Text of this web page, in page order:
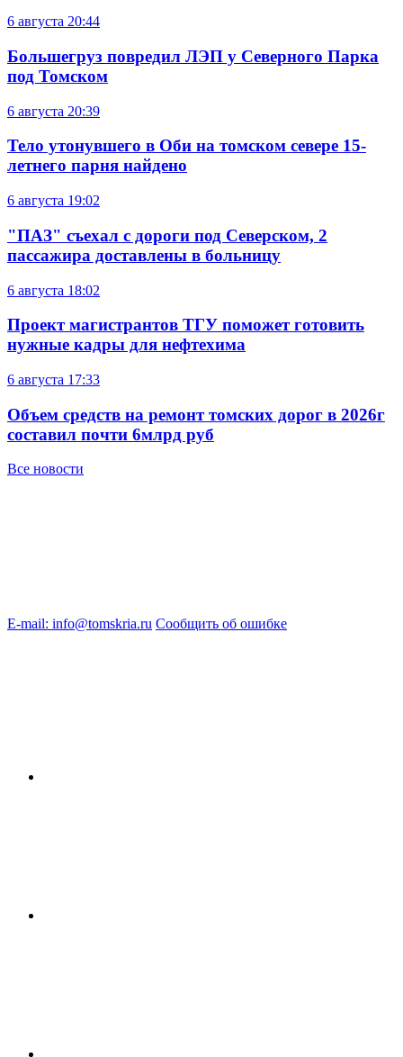
6 августа 20:44
Большегруз повредил ЛЭП у Северного Парка
под Томском
6 августа 20:39
Тело утонувшего в Оби на томском севере 15-
летнего парня найдено
6 августа 19:02
"ПАЗ" съехал с дороги под Северском, 2
пассажира доставлены в больницу
6 августа 18:02
Проект магистрантов ТГУ поможет готовить
нужные кадры для нефтехима
6 августа 17:33
Объем средств на ремонт томских дорог в 2026г
составил почти 6млрд руб
Все новости
E-mail: info@tomskria.ru Сообщить об ошибке